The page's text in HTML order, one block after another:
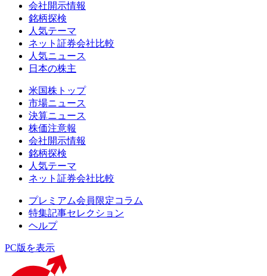
会社開示情報
銘柄探検
人気テーマ
ネット証券会社比較
人気ニュース
日本の株主
米国株トップ
市場ニュース
決算ニュース
株価注意報
会社開示情報
銘柄探検
人気テーマ
ネット証券会社比較
プレミアム会員限定コラム
特集記事セレクション
ヘルプ
PC版を表示